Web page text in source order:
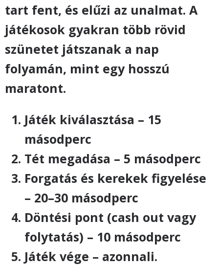
tart fent, és elűzi az unalmat. A
játékosok gyakran több rövid
szünetet játszanak a nap
folyamán, mint egy hosszú
maratont.
Játék kiválasztása – 15
másodperc
Tét megadása – 5 másodperc
Forgatás és kerekek figyelése
– 20–30 másodperc
Döntési pont (cash out vagy
folytatás) – 10 másodperc
Játék vége – azonnali.